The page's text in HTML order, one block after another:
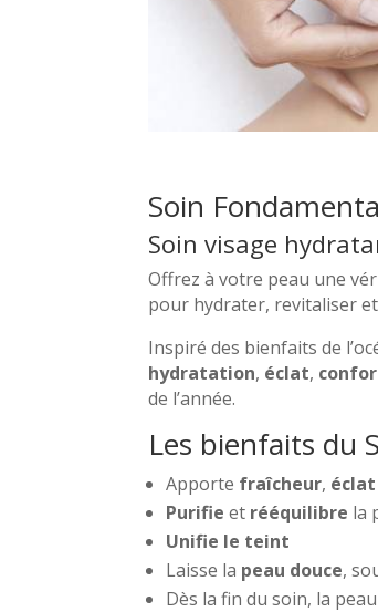
Soin
Soin visage
Offrez à votre peau une
pour hydrater, revitaliser
Inspiré des bienfaits de
hydratation, éclat,
de l’année.
Les bienfaits du
Apporte fraîcheur, éclat
Purifie et rééquilibre la
Unifie le teint
Laisse la peau douce,
Dès la fin du soin, la